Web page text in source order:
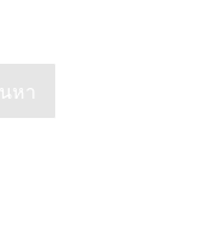
หา